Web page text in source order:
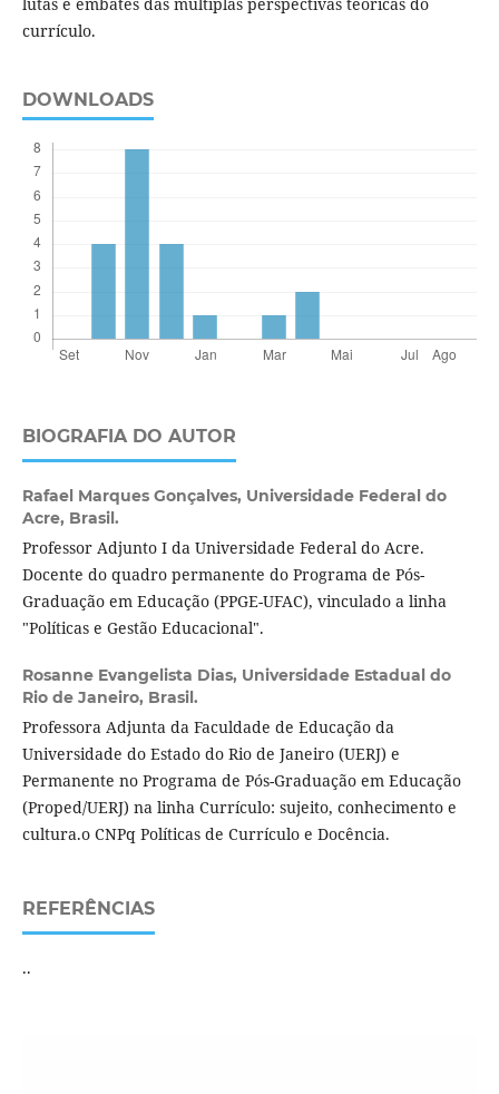
currículo.
DOWNLOADS
BIOGRAFIA DO AUTOR
Rafael Marques Gonçalves, Universidade Federal do
Acre, Brasil.
Professor Adjunto I da Universidade Federal do Acre.
Docente do quadro permanente do Programa de Pós-
Graduação em Educação (PPGE-UFAC), vinculado a linha
"Políticas e Gestão Educacional".
Rosanne Evangelista Dias, Universidade Estadual do
Rio de Janeiro, Brasil.
Professora Adjunta da Faculdade de Educação da
Universidade do Estado do Rio de Janeiro (UERJ) e
Permanente no Programa de Pós-Graduação em Educação
(Proped/UERJ) na linha Currículo: sujeito, conhecimento e
cultura.o CNPq Políticas de Currículo e Docência.
REFERÊNCIAS
..